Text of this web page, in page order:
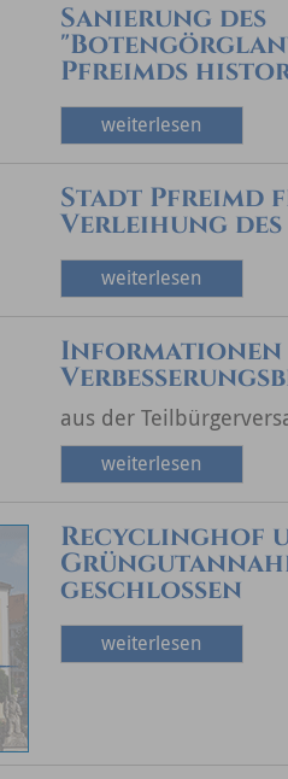
Sanierung des
Pfreimds
weiterlesen
Stadt Pfreimd
Verleihung des
weiterlesen
Informationen
aus der
weiterlesen
Recyclinghof
geschlossen
weiterlesen